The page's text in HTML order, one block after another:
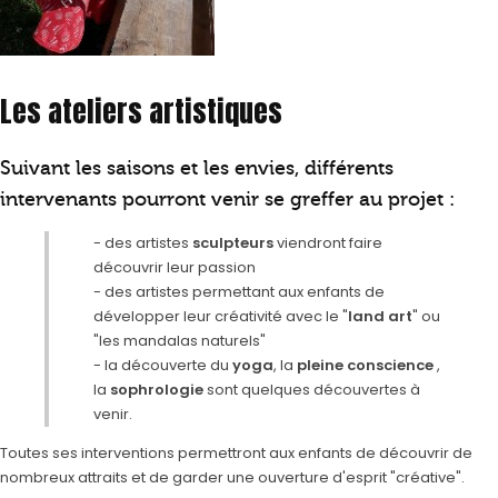
Les ateliers artistiques
Suivant les saisons et les envies, différents
intervenants pourront venir se greffer au projet :
- des artistes sculpteursviendront faire
découvrir leur passion
- des artistes permettant aux enfants de
développer leur créativité avec le "land art" ou
"les mandalas naturels"
- la découverte du yoga, la pleine conscience,
la sophrologiesont quelques découvertes à
venir.
Toutes ses interventions permettront aux enfants de découvrir de
nombreux attraits et de garder une ouverture d'esprit "créative".